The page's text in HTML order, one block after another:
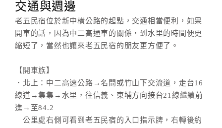
交通與週邊
老五民宿位於新中橫公路的起點，交通相當便利，如果
開車的話，因為中二高通車的關係，到水里的時間便更
縮短了，當然也讓來老五民宿的朋友更方便了。
【開車族】
．北上：中二高速公路→名間或竹山下交流道，走台16
線道→集集→水里，往信義、東埔方向接台21線繼續前
進→至84.2
公里處右側可看到老五民宿的入口指示牌，右轉後約